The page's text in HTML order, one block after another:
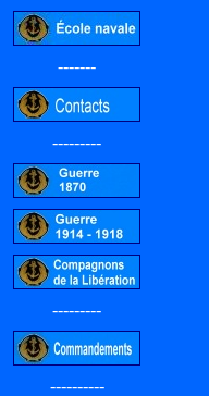
-------
---------
---------
----------